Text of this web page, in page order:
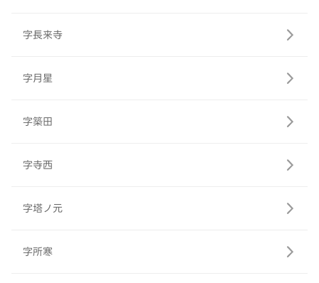
字長来寺
字月星
字築田
字寺西
字塔ノ元
字所寒